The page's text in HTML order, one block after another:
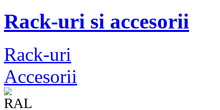
Rack-uri si accesorii
Rack-uri
Accesorii